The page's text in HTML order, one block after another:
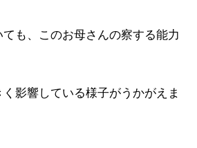
も、このお母さんの察する能力
影響している様子がうかがえま